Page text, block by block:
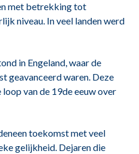
met betrekking tot
niveau. In veel landen werd
in Engeland, waar de
geavanceerd waren. Deze
van de 19de eeuw over
toekomst met veel
gelijkheid. Dejaren die